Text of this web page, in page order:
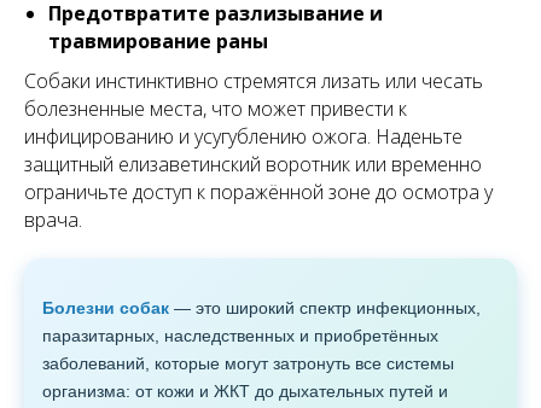
Предотвратите разлизывание и
травмирование раны
Собаки инстинктивно стремятся лизать или чесать
болезненные места, что может привести к
инфицированию и усугублению ожога. Наденьте
защитный елизаветинский воротник или временно
ограничьте доступ к поражённой зоне до осмотра у
врача.
Болезни собак — это широкий спектр инфекционных,
паразитарных, наследственных и приобретённых
заболеваний, которые могут затронуть все системы
организма: от кожи и ЖКТ до дыхательных путей и